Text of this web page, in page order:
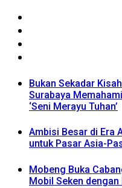
Bukan Sekadar
Surabaya
‘Seni Merayu Tuhan’
Ambisi Besar di Era
untuk Pasar Asia-
Mobeng Buka
Mobil Seken